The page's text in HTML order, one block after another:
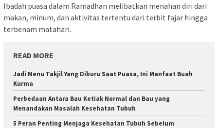
Ibadah puasa dalam Ramadhan melibatkan menahan diri dari
makan, minum, dan aktivitas tertentu dari terbit fajar hingga
terbenam matahari.
READ MORE
Jadi Menu Takjil Yang Diburu Saat Puasa, Ini Manfaat Buah
Kurma
Perbedaan Antara Bau Ketiak Normal dan Bau yang
Menandakan Masalah Kesehatan Tubuh
5 Peran Penting Menjaga Kesehatan Tubuh Sebelum